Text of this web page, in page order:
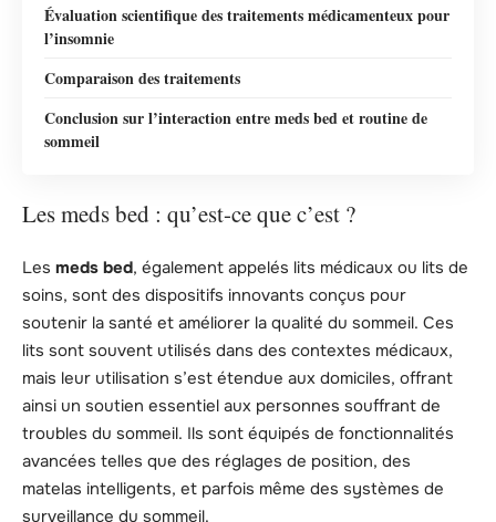
Évaluation scientifique des traitements médicamenteux pour
l’insomnie
Comparaison des traitements
Conclusion sur l’interaction entre meds bed et routine de
sommeil
Les meds bed : qu’est-ce que c’est ?
Les meds bed, également appelés lits médicaux ou lits de
soins, sont des dispositifs innovants conçus pour
soutenir la santé et améliorer la qualité du sommeil. Ces
lits sont souvent utilisés dans des contextes médicaux,
mais leur utilisation s’est étendue aux domiciles, offrant
ainsi un soutien essentiel aux personnes souffrant de
troubles du sommeil. Ils sont équipés de fonctionnalités
avancées telles que des réglages de position, des
matelas intelligents, et parfois même des systèmes de
surveillance du sommeil.